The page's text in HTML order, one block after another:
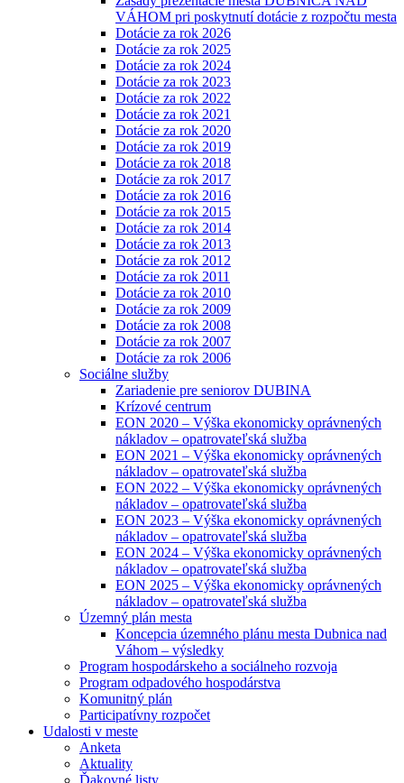
VÁHOM pri poskytnutí dotácie z rozpočtu mesta
Dotácie za rok 2026
Dotácie za rok 2025
Dotácie za rok 2024
Dotácie za rok 2023
Dotácie za rok 2022
Dotácie za rok 2021
Dotácie za rok 2020
Dotácie za rok 2019
Dotácie za rok 2018
Dotácie za rok 2017
Dotácie za rok 2016
Dotácie za rok 2015
Dotácie za rok 2014
Dotácie za rok 2013
Dotácie za rok 2012
Dotácie za rok 2011
Dotácie za rok 2010
Dotácie za rok 2009
Dotácie za rok 2008
Dotácie za rok 2007
Dotácie za rok 2006
Sociálne služby
Zariadenie pre seniorov DUBINA
Krízové centrum
EON 2020 – Výška ekonomicky oprávnených
nákladov – opatrovateľská služba
EON 2021 – Výška ekonomicky oprávnených
nákladov – opatrovateľská služba
EON 2022 – Výška ekonomicky oprávnených
nákladov – opatrovateľská služba
EON 2023 – Výška ekonomicky oprávnených
nákladov – opatrovateľská služba
EON 2024 – Výška ekonomicky oprávnených
nákladov – opatrovateľská služba
EON 2025 – Výška ekonomicky oprávnených
nákladov – opatrovateľská služba
Územný plán mesta
Koncepcia územného plánu mesta Dubnica nad
Váhom – výsledky
Program hospodárskeho a sociálneho rozvoja
Program odpadového hospodárstva
Komunitný plán
Participatívny rozpočet
Udalosti v meste
Anketa
Aktuality